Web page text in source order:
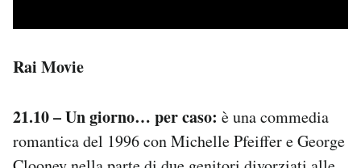
Rai Movie
21.10 – Un giorno… per caso: è una commedia
romantica del 1996 con Michelle Pfeiffer e George